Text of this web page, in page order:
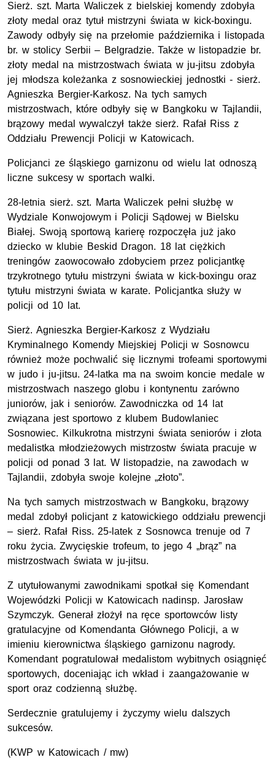
Sierż. szt. Marta Waliczek z bielskiej komendy zdobyła
złoty medal oraz tytuł mistrzyni świata w kick-boxingu.
Zawody odbyły się na przełomie października i listopada
br. w stolicy Serbii – Belgradzie. Także w listopadzie br.
złoty medal na mistrzostwach świata w ju-jitsu zdobyła
jej młodsza koleżanka z sosnowieckiej jednostki - sierż.
Agnieszka Bergier-Karkosz. Na tych samych
mistrzostwach, które odbyły się w Bangkoku w Tajlandii,
brązowy medal wywalczył także sierż. Rafał Riss z
Oddziału Prewencji Policji w Katowicach.
Policjanci ze śląskiego garnizonu od wielu lat odnoszą
liczne sukcesy w sportach walki.
28-letnia sierż. szt. Marta Waliczek pełni służbę w
Wydziale Konwojowym i Policji Sądowej w Bielsku
Białej. Swoją sportową karierę rozpoczęła już jako
dziecko w klubie Beskid Dragon. 18 lat ciężkich
treningów zaowocowało zdobyciem przez policjantkę
trzykrotnego tytułu mistrzyni świata w kick-boxingu oraz
tytułu mistrzyni świata w karate. Policjantka służy w
policji od 10 lat.
Sierż. Agnieszka Bergier-Karkosz z Wydziału
Kryminalnego Komendy Miejskiej Policji w Sosnowcu
również może pochwalić się licznymi trofeami sportowymi
w judo i ju-jitsu. 24-latka ma na swoim koncie medale w
mistrzostwach naszego globu i kontynentu zarówno
juniorów, jak i seniorów. Zawodniczka od 14 lat
związana jest sportowo z klubem Budowlaniec
Sosnowiec. Kilkukrotna mistrzyni świata seniorów i złota
medalistka młodzieżowych mistrzostw świata pracuje w
policji od ponad 3 lat. W listopadzie, na zawodach w
Tajlandii, zdobyła swoje kolejne „złoto”.
Na tych samych mistrzostwach w Bangkoku, brązowy
medal zdobył policjant z katowickiego oddziału prewencji
– sierż. Rafał Riss. 25-latek z Sosnowca trenuje od 7
roku życia. Zwycięskie trofeum, to jego 4 „brąz” na
mistrzostwach świata w ju-jitsu.
Z utytułowanymi zawodnikami spotkał się Komendant
Wojewódzki Policji w Katowicach nadinsp. Jarosław
Szymczyk. Generał złożył na ręce sportowców listy
gratulacyjne od Komendanta Głównego Policji, a w
imieniu kierownictwa śląskiego garnizonu nagrody.
Komendant pogratulował medalistom wybitnych osiągnięć
sportowych, doceniając ich wkład i zaangażowanie w
sport oraz codzienną służbę.
Serdecznie gratulujemy i życzymy wielu dalszych
sukcesów.
(KWP w Katowicach / mw)